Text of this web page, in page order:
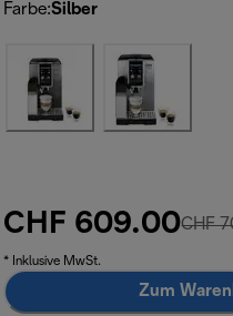
Farbe:Silber
CHF 609.00CHF
* Inklusive MwSt.
Zum